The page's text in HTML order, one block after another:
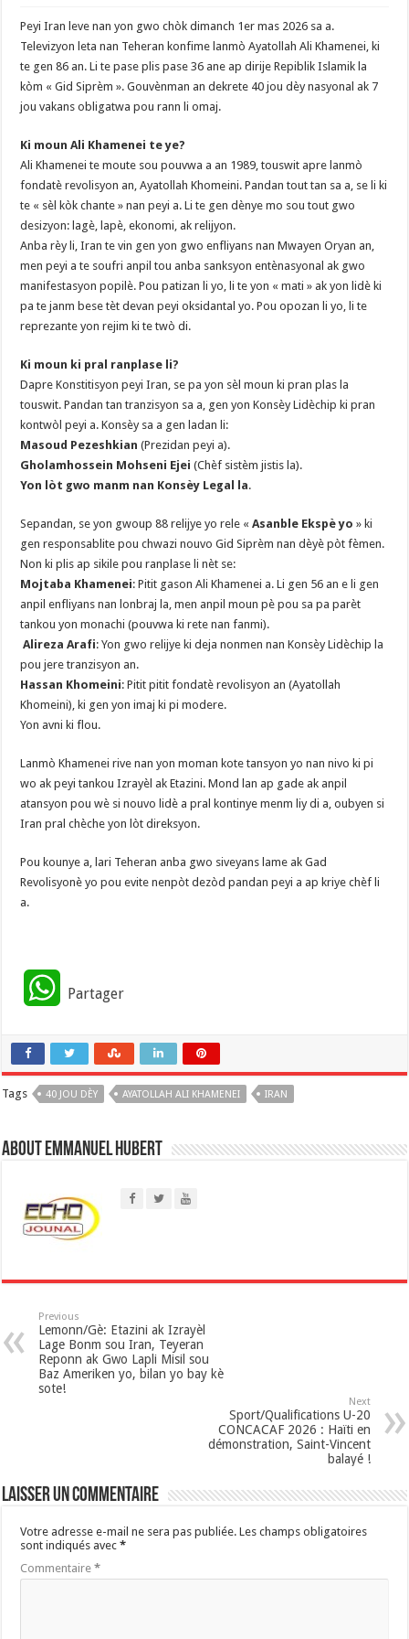
Peyi Iran leve nan yon gwo chòk dimanch 1er mas 2026 sa a.
Televizyon leta nan Teheran konfime lanmò Ayatollah Ali Khamenei, ki
te gen 86 an. Li te pase plis pase 36 ane ap dirije Repiblik Islamik la
kòm « Gid Siprèm ». Gouvènman an dekrete 40 jou dèy nasyonal ak 7
jou vakans obligatwa pou rann li omaj.
Ki moun Ali Khamenei te ye?
Ali Khamenei te moute sou pouvwa a an 1989, touswit apre lanmò
fondatè revolisyon an, Ayatollah Khomeini. Pandan tout tan sa a, se li ki
te « sèl kòk chante » nan peyi a. Li te gen dènye mo sou tout gwo
desizyon: lagè, lapè, ekonomi, ak relijyon.
Anba rèy li, Iran te vin gen yon gwo enfliyans nan Mwayen Oryan an,
men peyi a te soufri anpil tou anba sanksyon entènasyonal ak gwo
manifestasyon popilè. Pou patizan li yo, li te yon « mati » ak yon lidè ki
pa te janm bese tèt devan peyi oksidantal yo. Pou opozan li yo, li te
reprezante yon rejim ki te twò di.
Ki moun ki pral ranplase li?
Dapre Konstitisyon peyi Iran, se pa yon sèl moun ki pran plas la
touswit. Pandan tan tranzisyon sa a, gen yon Konsèy Lidèchip ki pran
kontwòl peyi a. Konsèy sa a gen ladan li:
Masoud Pezeshkian (Prezidan peyi a).
Gholamhossein Mohseni Ejei (Chèf sistèm jistis la).
Yon lòt gwo manm nan Konsèy Legal la.
Sepandan, se yon gwoup 88 relijye yo rele «Asanble Ekspè yo » ki
gen responsablite pou chwazi nouvo Gid Siprèm nan dèyè pòt fèmen.
Non ki plis ap sikile pou ranplase li nèt se:
Mojtaba Khamenei: Pitit gason Ali Khamenei a. Li gen 56 an e li gen
anpil enfliyans nan lonbraj la, men anpil moun pè pou sa pa parèt
tankou yon monachi (pouvwa ki rete nan fanmi).
Alireza Arafi: Yon gwo relijye ki deja nonmen nan Konsèy Lidèchip la
pou jere tranzisyon an.
Hassan Khomeini: Pitit pitit fondatè revolisyon an (Ayatollah
Khomeini), ki gen yon imaj ki pi modere.
Yon avni ki flou.
Lanmò Khamenei rive nan yon moman kote tansyon yo nan nivo ki pi
wo ak peyi tankou Izrayèl ak Etazini. Mond lan ap gade ak anpil
atansyon pou wè si nouvo lidè a pral kontinye menm liy di a, oubyen si
Iran pral chèche yon lòt direksyon.
Pou kounye a, lari Teheran anba gwo siveyans lame ak Gad
Revolisyonè yo pou evite nenpòt dezòd pandan peyi a ap kriye chèf li
a.
W
a
t
p
p
Partager
Tags 40 JOU DÈY AYATOLLAH ALI KHAMENEI IRAN
About Emmanuel Hubert
Previous
Lemonn/Gè: Etazini ak Izrayèl
Lage Bonm sou Iran, Teyeran
Reponn ak Gwo Lapli Misil sou
Baz Ameriken yo, bilan yo bay kè
sote!
Next
Sport/Qualifications U-20
CONCACAF 2026 : Haïti en
démonstration, Saint-Vincent
balayé !
Laisser un commentaire
Votre adresse e-mail ne sera pas publiée. Les champs obligatoires
sont indiqués avec*
Commentaire*